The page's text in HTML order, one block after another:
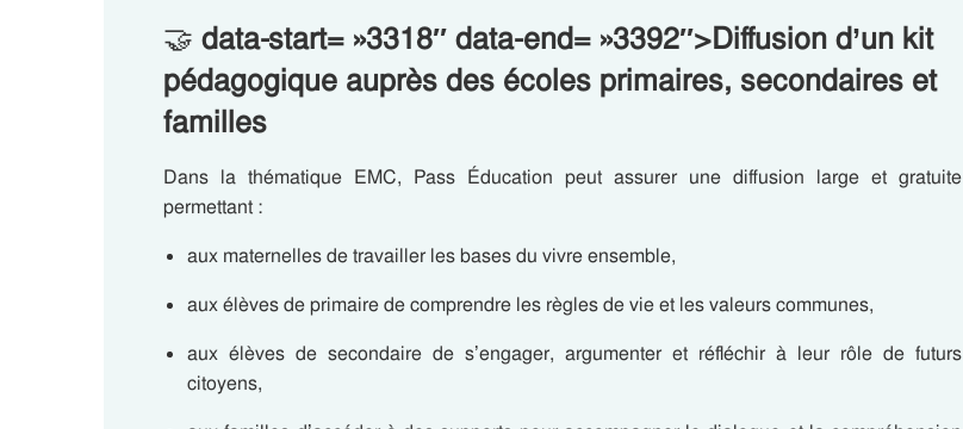
🤝 data-start= »3318″ data-end= »3392″>Diffusion d’un kit
pédagogique auprès des écoles primaires, secondaires et
familles
Dans la thématique EMC, Pass Éducation peut assurer une diffusion large et gratuite
permettant :
aux maternelles de travailler les bases du vivre ensemble,
aux élèves de primaire de comprendre les règles de vie et les valeurs communes,
aux élèves de secondaire de s’engager, argumenter et réfléchir à leur rôle de futurs
citoyens,